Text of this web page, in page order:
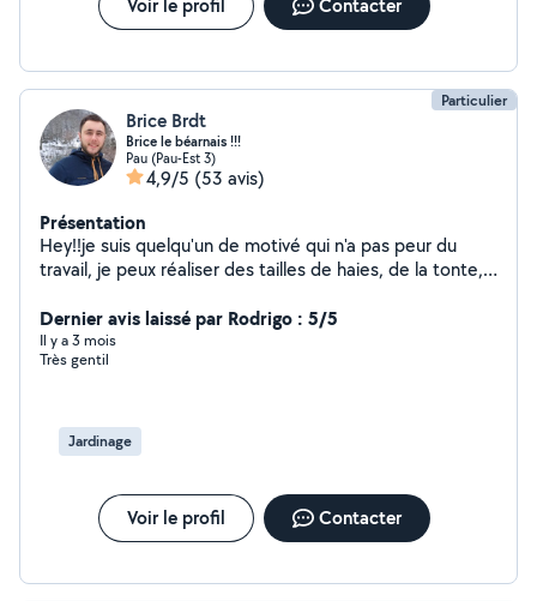
Voir le profil Contacter
Particulier
Brice Brdt
Brice le béarnais !!!
Pau (Pau-Est 3)
4,9/5 (53 avis)
Présentation
Hey!!je suis quelqu'un de motivé qui n'a pas peur du
travail, je peux réaliser des tailles de haies, de la tonte,
bonne humeur est toujours là ! Vous pouvez compter sur
moi !
Dernier avis laissé par Rodrigo : 5/5
Il y a 3 mois
Très gentil
Jardinage
Voir le profil Contacter